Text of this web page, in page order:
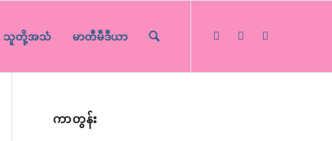
သူတို့အသံ မာတီမီဒီယာ
ကာတွန်း